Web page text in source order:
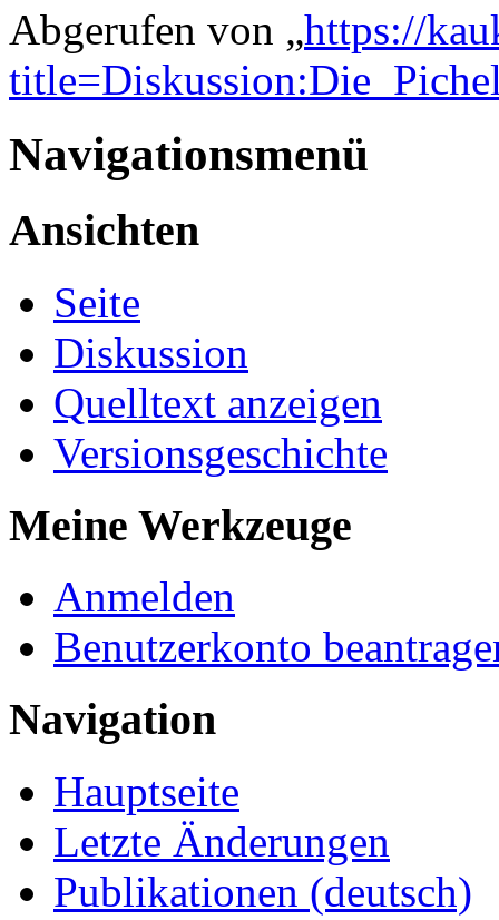
Abgerufen von „https://
Navigationsmenü
Ansichten
Seite
Diskussion
Quelltext anzeigen
Versionsgeschichte
Meine Werkzeuge
Anmelden
Benutzerkonto
Navigation
Hauptseite
Letzte Änderungen
Publikationen (deutsch)